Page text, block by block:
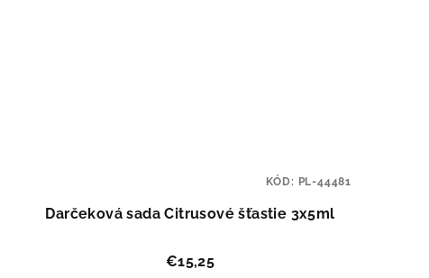
Darčeková sada Citrusové šťastie 3x5ml
€15,25
KÓD: PL-44481